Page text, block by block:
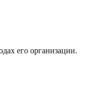
его организации.